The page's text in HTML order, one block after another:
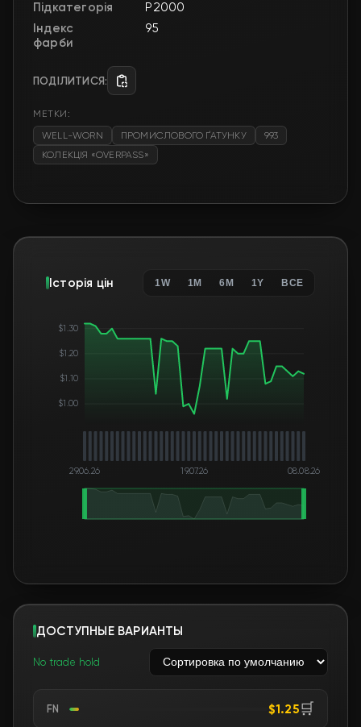
Підкатегорія
P2000
Індекс
фарби
95
ПОДІЛИТИСЯ:
МЕТКИ:
WELL-WORN
ПРОМИСЛОВОГО ҐАТУНКУ
993
КОЛЕКЦІЯ «OVERPASS»
Історія цін 1W 1M 6M 1Y ВСЕ
$1.00
$1.10
$1.20
$1.30
29.06.26 19.07.26 08.08.26
ДОСТУПНЫЕ ВАРИАНТЫ
No trade hold
FN $1.25🛒